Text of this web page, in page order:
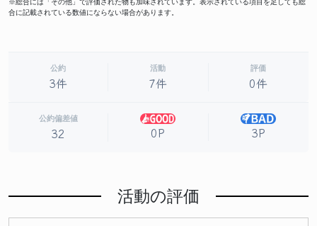
※総合には「その他」で評価された物も加味されています。表示されている項目を足しても総
合に記載されている数値にならない場合があります。
公約
3件
活動
7件
評価
0件
公約偏差値
32 0P 3P
活動の評価